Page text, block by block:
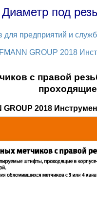
Диаметр под
для предприятий и
GROUP 2018
с правой
GROUP 2018